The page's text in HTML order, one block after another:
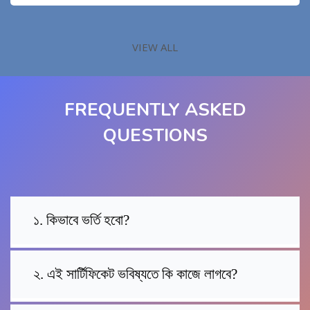
VIEW ALL
FREQUENTLY ASKED
QUESTIONS
১. কিভাবে ভর্তি হবো?
২. এই সার্টিফিকেট ভবিষ্যতে কি কাজে লাগবে?